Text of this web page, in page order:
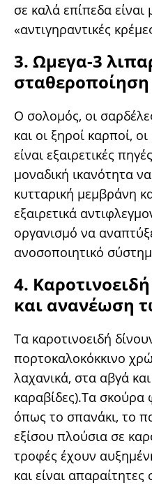
σε καλά επίπεδα είναι
«αντιγηραντικές
3. Ωμεγα-3
σταθεροποίηση
Ο σολομός, οι
και οι ξηροί καρποί,
είναι εξαιρετικές
μοναδική ικανότητα
κυτταρική μεμβράνη
εξαιρετικά
οργανισμό να
ανοσοποιητικό
4.
και ανανέωση
Τα καροτινοειδή
πορτοκαλοκόκκινο
λαχανικά, στα αβγά
καραβίδες).Τα σκούρα
όπως το σπανάκι, το
εξίσου πλούσια σε
τροφές έχουν
και είναι